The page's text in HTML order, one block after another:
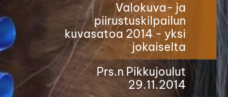
Valokuva- ja
piirustuskilpailun
kuvasatoa 2014 - yksi
jokaiselta
Prs.n Pikkujoulut
29.11.2014